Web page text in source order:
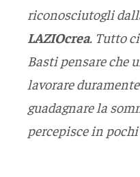
riconosciutogli
LAZIOcrea. Tutto
Basti pensare che
lavorare
guadagnare la
percepisce in